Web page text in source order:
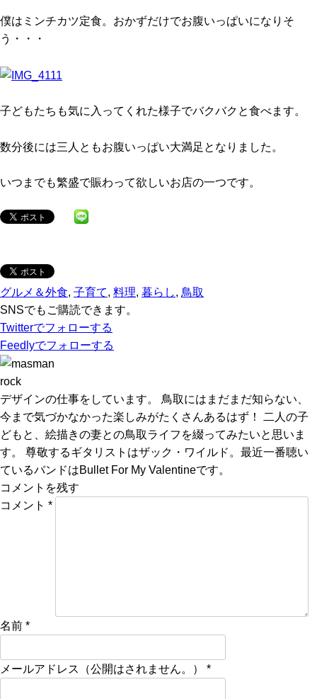
僕はミンチカツ定食。おかずだけでお腹いっぱいになりそ
う・・・
子どもたちも気に入ってくれた様子でバクバクと食べます。
数分後には三人ともお腹いっぱい大満足となりました。
いつまでも繁盛で賑わって欲しいお店の一つです。
グルメ＆外食, 子育て, 料理, 暮らし, 鳥取
SNSでもご購読できます。
Twitterでフォローする
Feedlyでフォローする
rock
デザインの仕事をしています。 鳥取にはまだまだ知らない、
今まで気づかなかった楽しみがたくさんあるはず！ 二人の子
どもと、絵描きの妻との鳥取ライフを綴ってみたいと思いま
す。 尊敬するギタリストはザック・ワイルド。最近一番聴い
ているバンドはBullet For My Valentineです。
コメントを残す
コメント *
名前 *
メールアドレス（公開はされません。） *